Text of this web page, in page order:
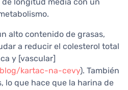
alto contenido de grasas,
a reducir el colesterol total
y [vascular]
kartac-na-cevy). También
lo que hace que la harina de